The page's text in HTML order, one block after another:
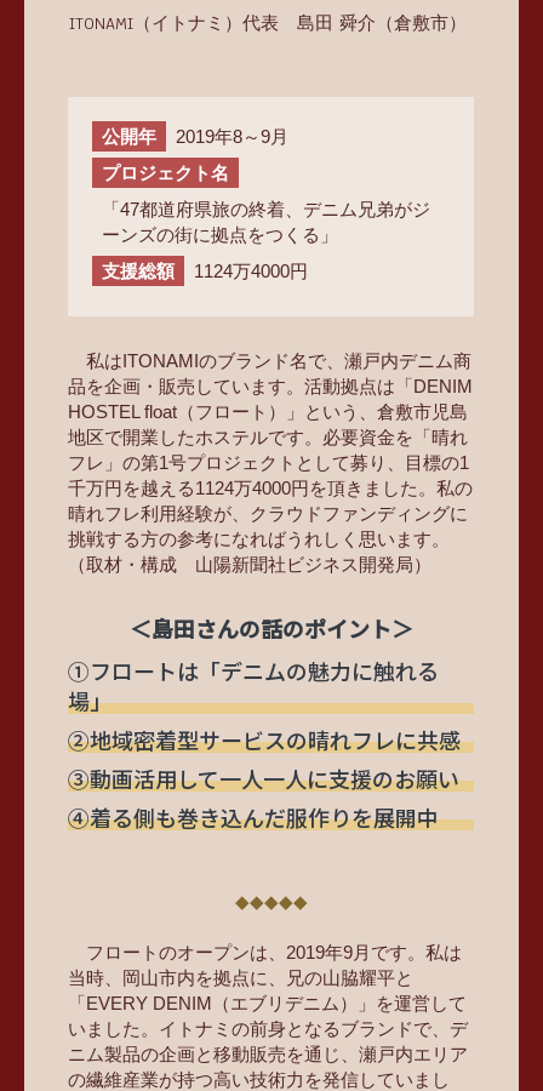
ITONAMI（イトナミ）代表 島田 舜介（倉敷市）
公開年
2019年8～9月
プロジェクト名
「47都道府県旅の終着、デニム兄弟がジ
ーンズの街に拠点をつくる」
支援総額
1124万4000円
私はITONAMIのブランド名で、瀬戸内デニム商
品を企画・販売しています。活動拠点は「DENIM
HOSTEL float（フロート）」という、倉敷市児島
地区で開業したホステルです。必要資金を「晴れ
フレ」の第1号プロジェクトとして募り、目標の1
千万円を越える1124万4000円を頂きました。私の
晴れフレ利用経験が、クラウドファンディングに
挑戦する方の参考になればうれしく思います。
（取材・構成 山陽新聞社ビジネス開発局）
＜島田さんの話のポイント＞
①フロートは「デニムの魅力に触れる
場」
②地域密着型サービスの晴れフレに共感
③動画活用して一人一人に支援のお願い
④着る側も巻き込んだ服作りを展開中
フロートのオープンは、2019年9月です。私は
当時、岡山市内を拠点に、兄の山脇耀平と
「EVERY DENIM（エブリデニム）」を運営して
いました。イトナミの前身となるブランドで、デ
ニム製品の企画と移動販売を通じ、瀬戸内エリア
の繊維産業が持つ高い技術力を発信していまし